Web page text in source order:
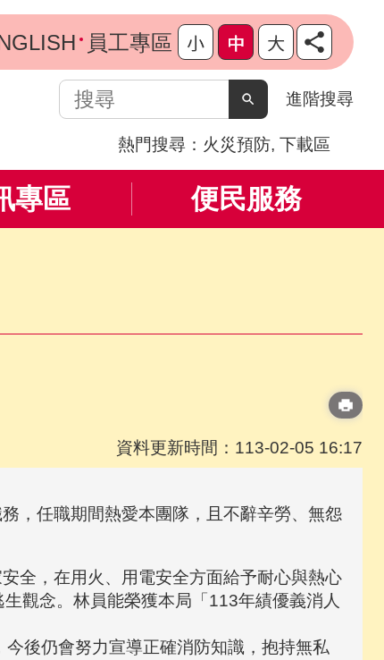
員工專區
搜
尋
進階搜尋
熱門搜尋： 火災預防 下載區
專區 便民服務
資料更新時間：113-02-05 16:17
，任職期間熱愛本團隊，且不辭辛勞、無怨
全，在用火、用電安全方面給予耐心與熱心
觀念。林員能榮獲本局「113年績優義消人
後仍會努力宣導正確消防知識，抱持無私